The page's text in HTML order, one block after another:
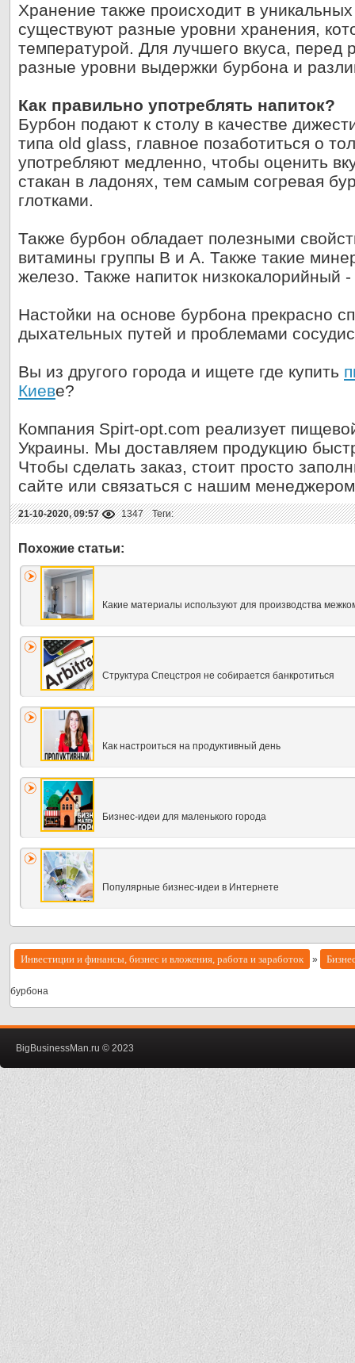
Хранение также происходит в
существуют разные уровни хранения,
температурой. Для лучшего вкуса,
разные уровни выдержки бурбона и
Как правильно употреблять напиток?
Бурбон подают к столу в качестве
типа old glass, главное позаботиться о
употребляют медленно, чтобы оценить
стакан в ладонях, тем самым согревая
глотками.
Также бурбон обладает полезными
витамины группы В и А. Также такие
железо. Также напиток низкокалорийный
Настойки на основе бурбона прекрасно
дыхательных путей и проблемами
Вы из другого города и ищете где купить
Киеве?
Компания Spirt-opt.com реализует
Украины. Мы доставляем продукцию
Чтобы сделать заказ, стоит просто
сайте или связаться с нашим
21-10-2020, 09:57 1347 Теги:
Какие материалы используют для производства
Структура Спецстроя не собирается банкротиться
Как настроиться на продуктивный день
Бизнес-идеи для маленького города
Популярные бизнес-идеи в Интернете
Инвестиции и финансы, бизнес и вложения, работа и заработок »
бурбона
BigBusinessMan.ru © 2023